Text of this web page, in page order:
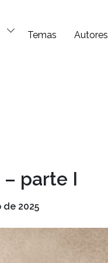
Temas Autores
parte I
de 2025